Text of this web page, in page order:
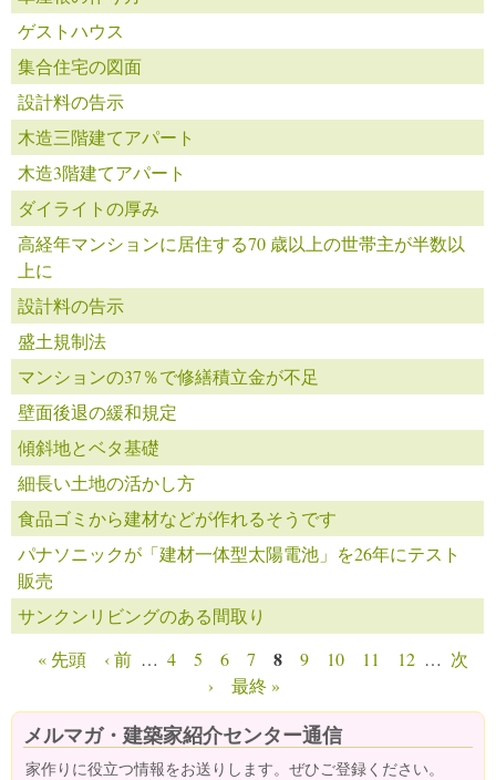
ゲストハウス
集合住宅の図面
設計料の告示
木造三階建てアパート
木造3階建てアパート
ダイライトの厚み
高経年マンションに居住する70 歳以上の世帯主が半数以
上に
設計料の告示
盛土規制法
マンションの37％で修繕積立金が不足
壁面後退の緩和規定
傾斜地とベタ基礎
細長い土地の活かし方
食品ゴミから建材などが作れるそうです
パナソニックが「建材一体型太陽電池」を26年にテスト
販売
サンクンリビングのある間取り
ページ
« 先頭 ‹ 前 … 4 5 6 7 8 9 10 11 12 … 次
›
最終 »
メルマガ・建築家紹介センター通信
家作りに役立つ情報をお送りします。ぜひご登録ください。